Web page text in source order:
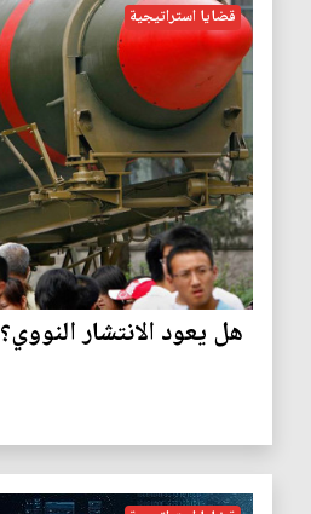
قضايا استراتيجية
هل يعود الانتشار النووي؟